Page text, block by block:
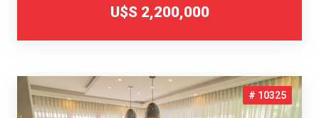
U$S 2,200,000
# 10325